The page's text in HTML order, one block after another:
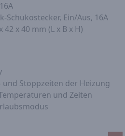
Schukostecker, Ein/Aus, 16A
x 40 mm (L x B x H)
Stoppzeiten der Heizung
und Zeiten